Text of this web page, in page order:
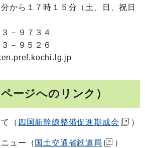
から１７時１５分（土、日、祝日
－９７３４
－９５２６
ージへのリンク）
（ 四国新幹線整備促進期成会 ）
ュー（ 国土交通省鉄道局 ）